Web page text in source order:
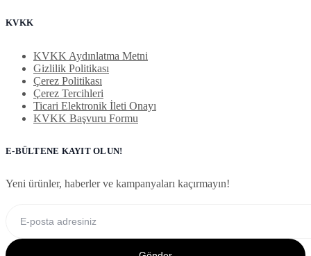
KVKK
KVKK Aydınlatma Metni
Gizlilik Politikası
Çerez Politikası
Çerez Tercihleri
Ticari Elektronik İleti Onayı
KVKK Başvuru Formu
E-BÜLTENE KAYIT OLUN!
Yeni ürünler, haberler ve kampanyaları kaçırmayın!